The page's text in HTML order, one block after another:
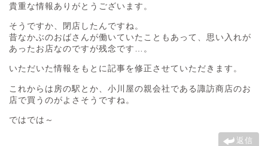
貴重な情報ありがとうございます。
そうですか、閉店したんですね。
昔なかぶのおばさんが働いていたこともあって、思い入れが
あったお店なのですが残念です…。
いただいた情報をもとに記事を修正させていただきます。
これからは房の駅とか、小川屋の親会社である諏訪商店のお
店で買うのがよさそうですね。
ではでは～
返信